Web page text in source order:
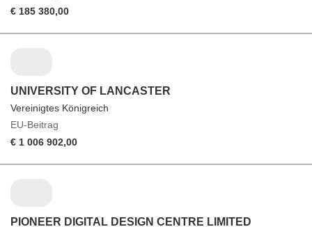
€ 185 380,00
UNIVERSITY OF LANCASTER
Vereinigtes Königreich
EU-Beitrag
€ 1 006 902,00
PIONEER DIGITAL DESIGN CENTRE LIMITED